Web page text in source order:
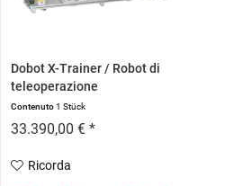
Dobot X-Trainer / Robot di
teleoperazione
Contenuto1 Stück
33.390,00 € *
Ricorda